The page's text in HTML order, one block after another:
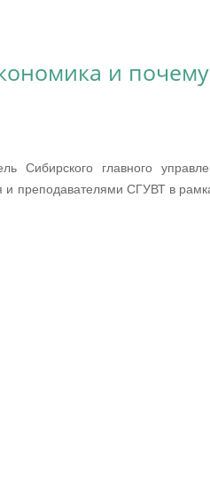
и
Сибирского главного
преподавателями СГУВТ в